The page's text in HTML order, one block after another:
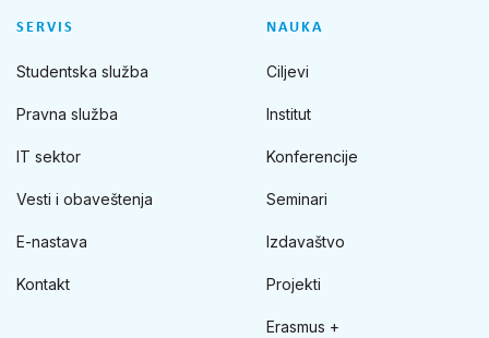
SERVIS
Studentska služba
Pravna služba
IT sektor
Vesti i obaveštenja
E-nastava
Kontakt
NAUKA
Ciljevi
Institut
Konferencije
Seminari
Izdavaštvo
Projekti
Erasmus +